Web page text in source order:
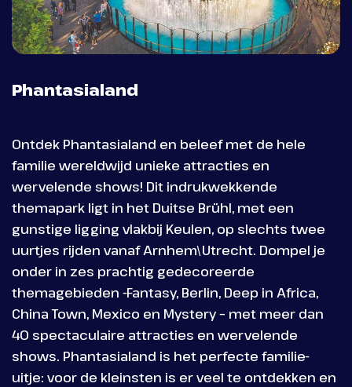
Phantasialand
Ontdek Phantasialand en beleef met de hele
familie wereldwijd unieke attracties en
wervelende shows! Dit indrukwekkende
themapark ligt in het Duitse Brühl, met een
gunstige ligging vlakbij Keulen, op slechts twee
uurtjes rijden vanaf Arnhem\Utrecht. Dompel je
onder in zes prachtig gedecoreerde
themagebieden -Fantasy, Berlin, Deep in Africa,
China Town, Mexico en Mystery – met meer dan
40 spectaculaire attracties en wervelende
shows. Phantasialand is het perfecte familie-
uitje: voor de kleinsten is er veel te ontdekken en